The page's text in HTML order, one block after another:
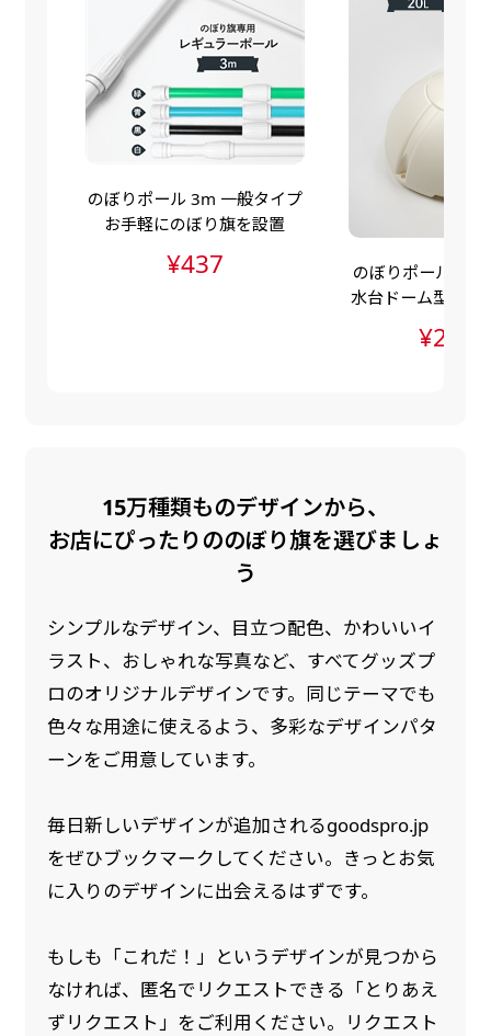
のぼりポール 3m 一般タイプ
お手軽にのぼり旗を設置
¥437
のぼりポールス
水台ドーム型（ポ
15万種類ものデザインから、
お店にぴったりののぼり旗を選びましょ
う
シンプルなデザイン、目立つ配色、かわいいイ
ラスト、おしゃれな写真など、すべてグッズプ
ロのオリジナルデザインです。同じテーマでも
色々な用途に使えるよう、多彩なデザインパタ
ーンをご用意しています。
毎日新しいデザインが追加されるgoodspro.jp
をぜひブックマークしてください。きっとお気
に入りのデザインに出会えるはずです。
もしも「これだ！」というデザインが見つから
なければ、匿名でリクエストできる「とりあえ
ずリクエスト」をご利用ください。リクエスト
自由入力(60x180以内)
お好みのサイズで縦幕・横幕の作成が可能です。
長辺が180cm以内、短辺が60cm以内であれば自
由なサイズを指定下さい！
あんな場所こんな場所お好みのサイズでお好みの
幕の製作をお楽しみください
（※cm単位での指定でおねがいいたします。）
レギュラーのれんは横幕の上部にチチを5か所つ
けて疑似的にのれんのような幕をつくります。お
店の入口付近の装飾に是非！
レギュラースリムのれん
(180x30)
レギュラーのれんスリムは横幕の上部にチチを5